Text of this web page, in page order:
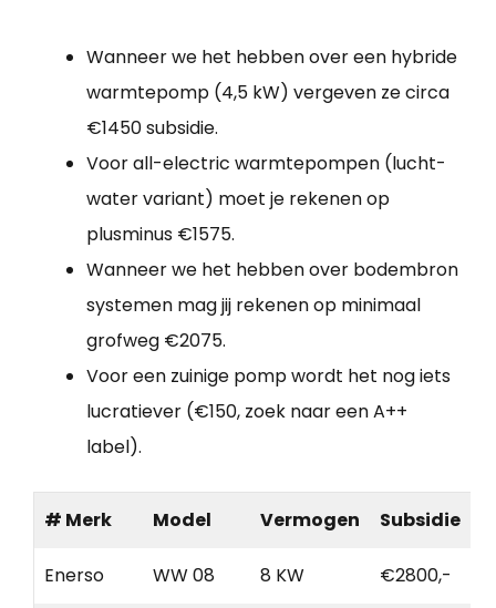
Wanneer we het hebben over een hybride
warmtepomp (4,5 kW) vergeven ze circa
€1450 subsidie.
Voor all-electric warmtepompen (lucht-
water variant) moet je rekenen op
plusminus €1575.
Wanneer we het hebben over bodembron
systemen mag jij rekenen op minimaal
grofweg €2075.
Voor een zuinige pomp wordt het nog iets
lucratiever (€150, zoek naar een A++
label).
# Merk Model Vermogen Subsidie
Enerso WW 08 8 KW €2800,-